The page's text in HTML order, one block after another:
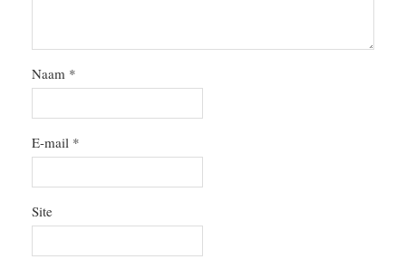
Naam *
E-mail *
Site